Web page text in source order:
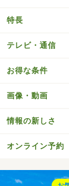
特長
テレビ・通信
お得な条件
画像・動画
情報の新しさ
オンライン予約